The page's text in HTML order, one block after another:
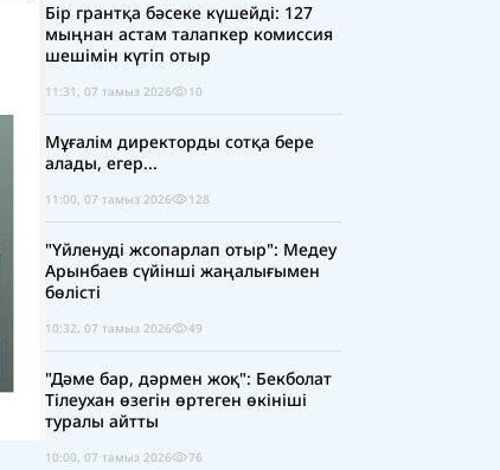
Бір грантқа бәсеке күшейді: 127
мыңнан астам талапкер комиссия
шешімін күтіп отыр
11:31, 07 тамыз 2026 10
Мұғалім директорды сотқа бере
алады, егер...
11:00, 07 тамыз 2026 128
"Үйленуді жсопарлап отыр": Медеу
Арынбаев сүйінші жаңалығымен
бөлісті
10:32, 07 тамыз 2026 49
"Дәме бар, дәрмен жоқ": Бекболат
Тілеухан өзегін өртеген өкініші
туралы айтты
10:00, 07 тамыз 2026 76